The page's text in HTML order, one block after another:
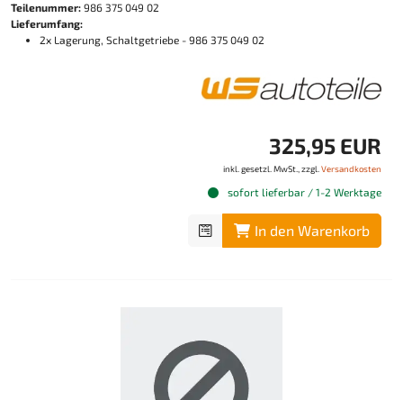
Teilenummer: 986 375 049 02
Lieferumfang:
2x Lagerung, Schaltgetriebe - 986 375 049 02
325,95 EUR
inkl. gesetzl. MwSt., zzgl. Versandkosten
sofort lieferbar / 1-2 Werktage
In den Warenkorb